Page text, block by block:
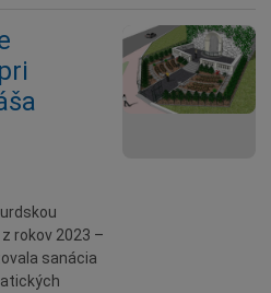
rokov 2023 –
sanácia